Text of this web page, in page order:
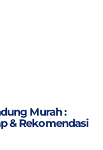
Murah :
& Rekomendasi